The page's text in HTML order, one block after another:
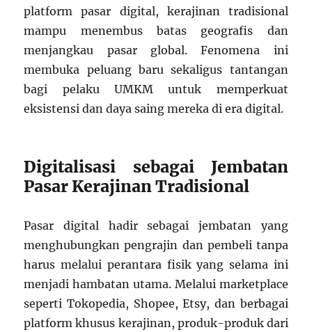
platform pasar digital, kerajinan tradisional
mampu menembus batas geografis dan
menjangkau pasar global. Fenomena ini
membuka peluang baru sekaligus tantangan
bagi pelaku UMKM untuk memperkuat
eksistensi dan daya saing mereka di era digital.
Digitalisasi sebagai Jembatan
Pasar Kerajinan Tradisional
Pasar digital hadir sebagai jembatan yang
menghubungkan pengrajin dan pembeli tanpa
harus melalui perantara fisik yang selama ini
menjadi hambatan utama. Melalui marketplace
seperti Tokopedia, Shopee, Etsy, dan berbagai
platform khusus kerajinan, produk-produk dari